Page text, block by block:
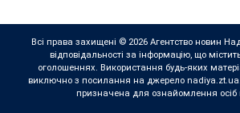
Всі права захищені © 2026 Агентство новин
відповідальності за інформацію, що
оголошеннях. Використання будь-яких
виключно з посилання на джерело nadiya.zt.ua.
призначена для ознайомлення осіб